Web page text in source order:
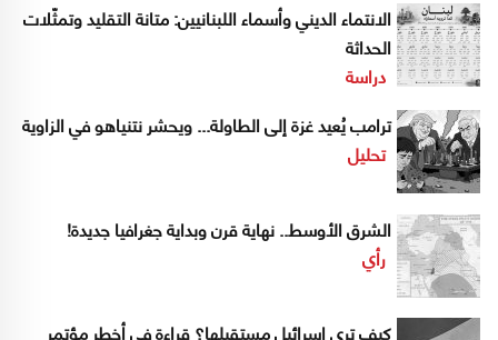
الانتماء الديني وأسماء اللبنانيين: متانة التقليد وتمثّلات
الحداثة
دراسة
ترامب يُعيد غزة إلى الطاولة... ويحشر نتنياهو في الزاوية
تحليل
الشرق الأوسط.. نهاية قرن وبداية جغرافيا جديدة!
رأي
كيف ترى إسرائيل مستقبلها؟ قراءة في أخطر مؤتمر